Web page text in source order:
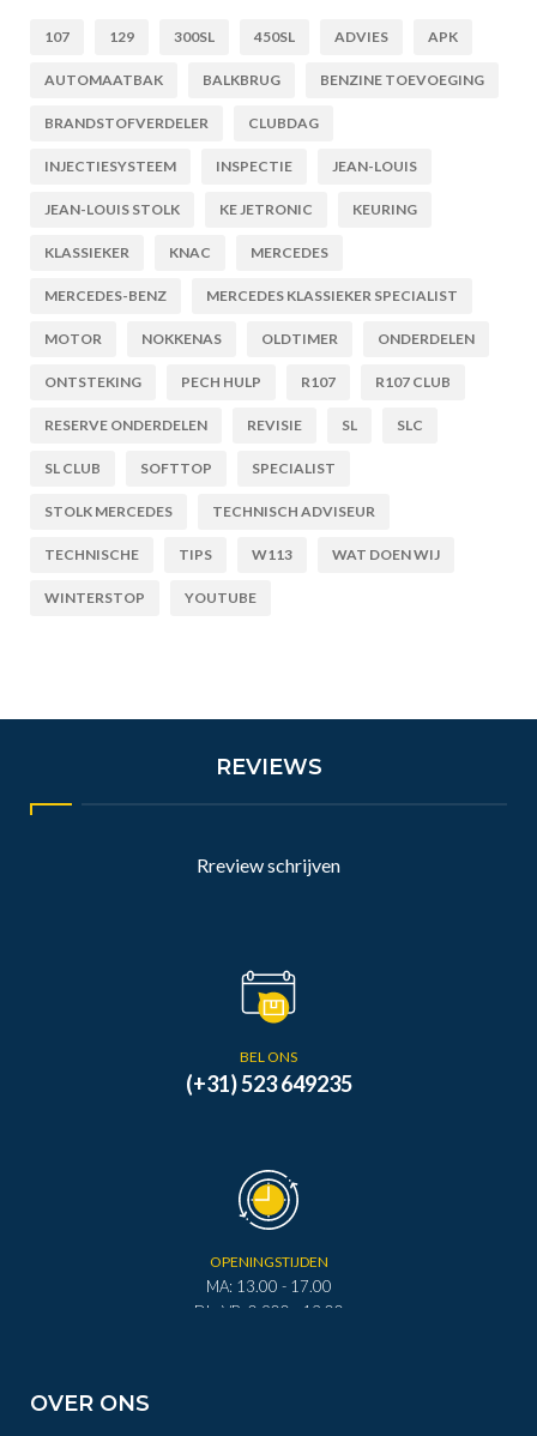
107 129 300SL 450SL ADVIES APK
AUTOMAATBAK BALKBRUG BENZINE TOEVOEGING
BRANDSTOFVERDELER CLUBDAG
INJECTIESYSTEEM INSPECTIE JEAN-LOUIS
JEAN-LOUIS STOLK KE JETRONIC KEURING
KLASSIEKER KNAC MERCEDES
MERCEDES-BENZ MERCEDES KLASSIEKER SPECIALIST
MOTOR NOKKENAS OLDTIMER ONDERDELEN
ONTSTEKING PECH HULP R107 R107 CLUB
RESERVE ONDERDELEN REVISIE SL SLC
SL CLUB SOFTTOP SPECIALIST
STOLK MERCEDES TECHNISCH ADVISEUR
TECHNISCHE TIPS W113 WAT DOEN WIJ
WINTERSTOP YOUTUBE
REVIEWS
Rreview schrijven
BEL ONS
(+31) 523 649235
OPENINGSTIJDEN
MA: 13.00 - 17.00
DI - VR: 0.900 - 12.00
OVER ONS